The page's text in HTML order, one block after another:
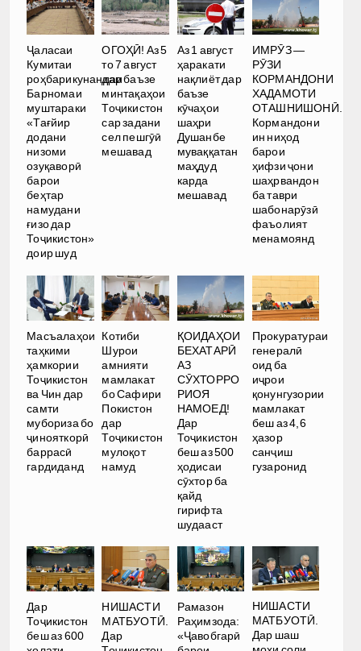
Ҷаласаи
Кумитаи
роҳбарикунандаи
Барномаи
муштараки
«Тағйир
додани
низоми
озуқаворӣ
барои
беҳтар
намудани
ғизо дар
Тоҷикистон»
доир шуд
ОГОҲӢ! Аз 5
то 7 август
дар баъзе
минтақаҳои
Тоҷикистон
сар задани
сел пешгӯӣ
мешавад
Аз 1 август
ҳаракати
нақлиёт дар
баъзе
кӯчаҳои
шаҳри
Душанбе
муваққатан
маҳдуд
карда
мешавад
ИМРӮЗ —
РӮЗИ
КОРМАНДОНИ
ХАДАМОТИ
ОТАШНИШОНӢ.
Кормандони
ин ниҳод
барои
ҳифзи ҷони
шаҳрвандон
ба таври
шабонарӯзӣ
фаъолият
менамоянд
Масъалаҳои
таҳкими
ҳамкории
Тоҷикистон
ва Чин дар
самти
мубориза бо
ҷинояткорӣ
баррасӣ
гардиданд
Котиби
Шурои
амнияти
мамлакат
бо Сафири
Покистон
дар
Тоҷикистон
мулоқот
намуд
ҚОИДАҲОИ
БЕХАТАРӢ
АЗ
СӮХТОРРО
РИОЯ
НАМОЕД!
Дар
Тоҷикистон
беш аз 500
ҳодисаи
сӯхтор ба
қайд
гирифта
шудааст
Прокуратураи
генералӣ
оид ба
иҷрои
қонунгузории
мамлакат
беш аз 4,6
ҳазор
санҷиш
гузаронид
Дар
Тоҷикистон
беш аз 600
НИШАСТИ
МАТБУОТӢ.
Дар
Рамазон
Раҳимзода:
«Ҷавобгарӣ
НИШАСТИ
МАТБУОТӢ.
Дар шаш